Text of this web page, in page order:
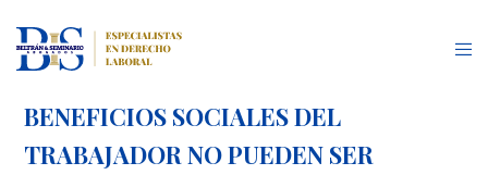
BENEFICIOS SOCIALES DEL
TRABAJADOR NO PUEDEN SER